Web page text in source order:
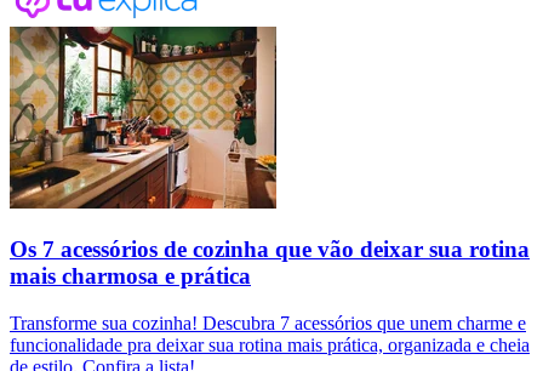
Os 7 acessórios de cozinha que vão deixar sua rotina
mais charmosa e prática
Transforme sua cozinha! Descubra 7 acessórios que unem charme e
funcionalidade pra deixar sua rotina mais prática, organizada e cheia
de estilo. Confira a lista!